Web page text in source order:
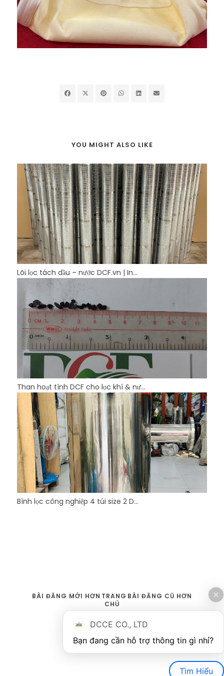
YOU MIGHT ALSO LIKE
Lõi lọc tách dầu – nước DCF.vn | In...
Than hoạt tính DCF cho lọc khí & nư...
Bình lọc công nghiệp 4 túi size 2 D...
BÀI ĐĂNG MỚI HƠN BÀI ĐĂNG CŨ HƠN
TRANG
CHỦ
DCCE CO., LTD
Bạn đang cần hỗ trợ thông tin gì nhỉ?
Tìm Hiểu